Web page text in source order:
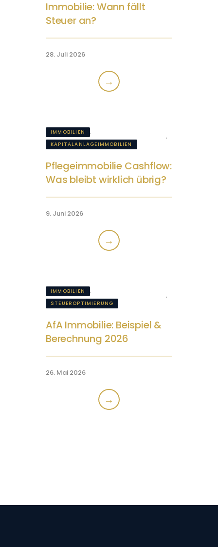
Immobilie: Wann fällt
Steuer an?
28. Juli 2026
→
IMMOBILIEN ,
KAPITALANLAGEIMMOBILIEN
Pflegeimmobilie Cashflow:
Was bleibt wirklich übrig?
9. Juni 2026
→
IMMOBILIEN ,
STEUEROPTIMIERUNG
AfA Immobilie: Beispiel &
Berechnung 2026
26. Mai 2026
→